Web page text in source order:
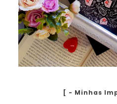
[ - Minhas